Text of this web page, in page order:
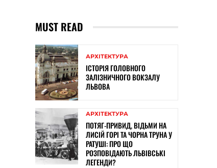
MUST READ
АРХІТЕКТУРА
ІСТОРІЯ ГОЛОВНОГО
ЗАЛІЗНИЧНОГО ВОКЗАЛУ
ЛЬВОВА
АРХІТЕКТУРА
ПОТЯГ-ПРИВИД, ВІДЬМИ НА
ЛИСІЙ ГОРІ ТА ЧОРНА ТРУНА У
РАТУШІ: ПРО ЩО
РОЗПОВІДАЮТЬ ЛЬВІВСЬКІ
ЛЕГЕНДИ?